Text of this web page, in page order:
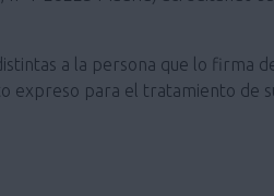
a la persona que lo firma
expreso para el tratamiento de